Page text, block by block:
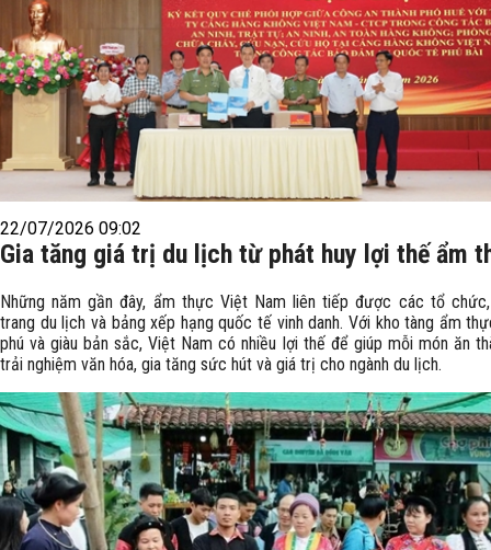
22/07/2026 09:02
Gia tăng giá trị du lịch từ phát huy lợi thế ẩm
Những năm gần đây, ẩm thực Việt Nam liên tiếp được các tổ
trang du lịch và bảng xếp hạng quốc tế vinh danh. Với kho tàng ẩm
phú và giàu bản sắc, Việt Nam có nhiều lợi thế để giúp mỗi món ăn
trải nghiệm văn hóa, gia tăng sức hút và giá trị cho ngành du lịch.